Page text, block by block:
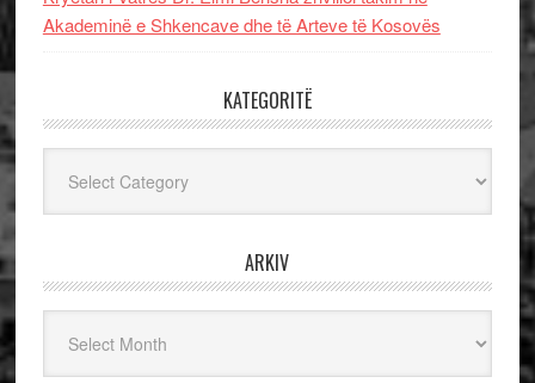
Akademinë e Shkencave dhe të Arteve të Kosovës
KATEGORITË
ARKIV